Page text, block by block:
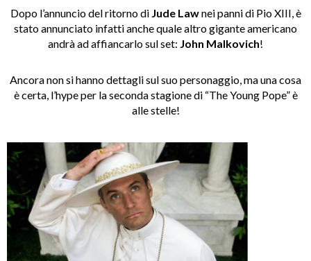
Dopo l’annuncio del ritorno di Jude Lawnei panni di Pio XIII, è
stato annunciato infatti anche quale altro gigante americano
andrà ad affiancarlo sul set: John Malkovich!
Ancora non si hanno dettagli sul suo personaggio, ma una cosa
è certa, l’hype per la seconda stagione di “The Young Pope” è
alle stelle!